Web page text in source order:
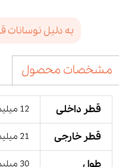
به دلیل نوسانات
مشخصات محصول
قطر داخلی 12 میلیمتر
قطر خارجی 21 میلیمتر
طول 30 میلیمتر